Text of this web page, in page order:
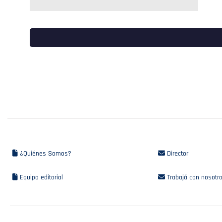
¿Quiénes Somos? Director
Equipo editorial Trabajá con